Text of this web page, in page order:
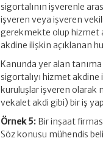
sigortalının işverenle
işveren veya işveren
gerekmekte olup hizmet
akdine ilişkin açıklanan
Kanunda yer alan
sigortalıyı hizmet
kuruluşlar işveren olarak
vekalet akdi gibi) bir iş
Örnek 5: Bir inşaat
Söz konusu mühendis